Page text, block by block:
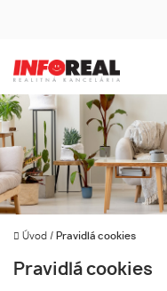
Úvod / Pravidlá cookies
Pravidlá cookies